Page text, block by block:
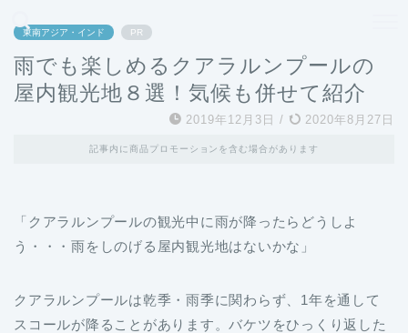
東南アジア・インド PR
雨でも楽しめるクアラルンプールの
屋内観光地８選！気候も併せて紹介
2019年12月3日 / 2020年8月27日
記事内に商品プロモーションを含む場合があります
「クアラルンプールの観光中に雨が降ったらどうしよ
う・・・雨をしのげる屋内観光地はないかな」
クアラルンプールは乾季・雨季に関わらず、1年を通して
スコールが降ることがあります。バケツをひっくり返した